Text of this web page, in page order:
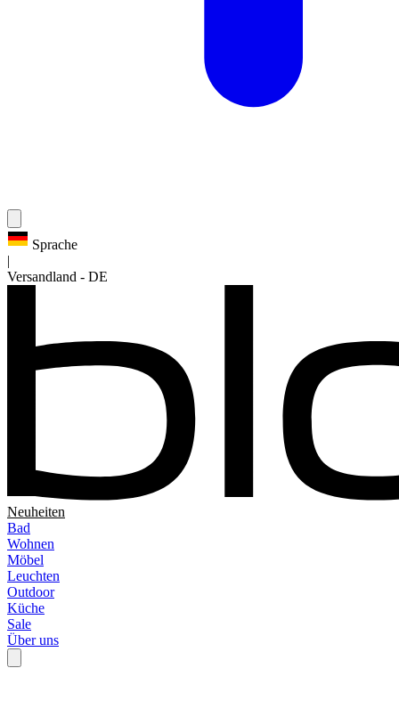
Sprache
Versandland - DE
Neuheiten
Bad
Wohnen
Möbel
Leuchten
Outdoor
Küche
Sale
Über uns